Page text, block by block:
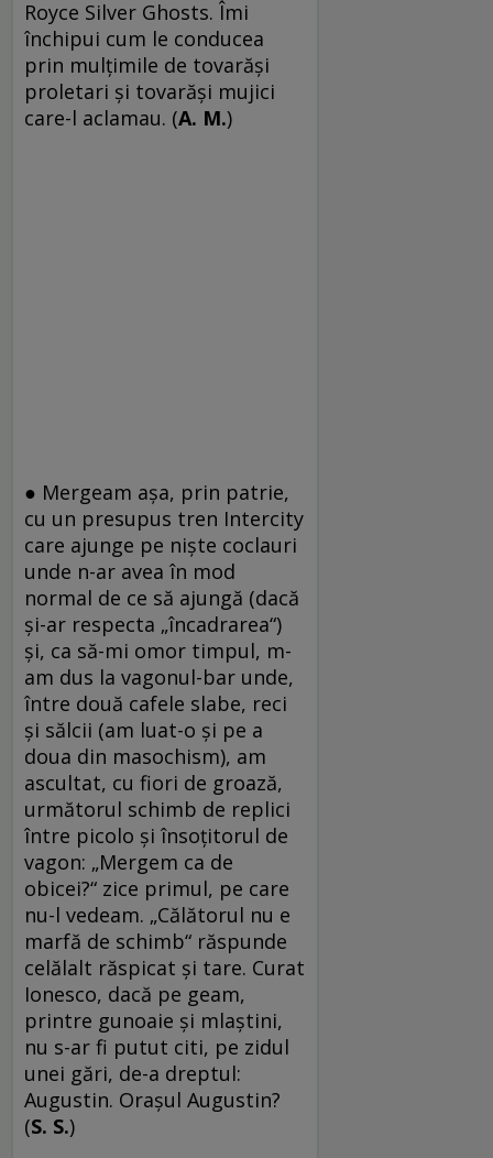
Royce Silver Ghosts. Îmi
închipui cum le conducea
prin mulţimile de tovarăşi
proletari şi tovarăşi mujici
care-l aclamau. (A. M.)
● Mergeam aşa, prin patrie,
cu un presupus tren Intercity
care ajunge pe nişte coclauri
unde n-ar avea în mod
normal de ce să ajungă (dacă
şi-ar respecta „încadrarea“)
şi, ca să-mi omor timpul, m-
am dus la vagonul-bar unde,
între două cafele slabe, reci
şi sălcii (am luat-o şi pe a
doua din masochism), am
ascultat, cu fiori de groază,
următorul schimb de replici
între picolo şi însoţitorul de
vagon: „Mergem ca de
obicei?“ zice primul, pe care
nu-l vedeam. „Călătorul nu e
marfă de schimb“ răspunde
celălalt răspicat şi tare. Curat
Ionesco, dacă pe geam,
printre gunoaie şi mlaştini,
nu s-ar fi putut citi, pe zidul
unei gări, de-a dreptul:
Augustin. Oraşul Augustin?
(S. S.)